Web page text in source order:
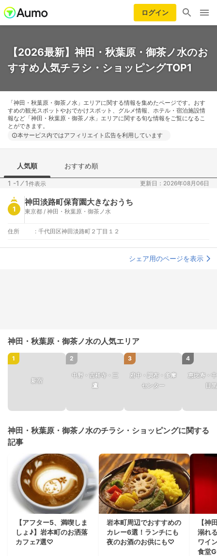
ログイン
【2026最新】神田・秋葉原・御茶ノ水のお
すすめ人気チラシ・ショッピングTOP1
「神田・秋葉原・御茶ノ水」エリアに関する情報を集めたページです。おす
すめの観光スポットやおでかけスポット、グルメ情報、ホテル・宿泊施設情
報など「神田・秋葉原・御茶ノ水」エリアに関する旬な情報をご覧になるこ
とができます。
本サービス内ではアフィリエイト広告を利用しています
人気順 おすすめ順
1 -1 ⁄1件表示 更新日：2026年08月06日
1
神田淡路町保育園大きなおうち
東京都 / 神田・秋葉原・御茶ノ水
住所 : 千代田区神田淡路町２丁目１２
シェア用のページを表示
神田・秋葉原・御茶ノ水の人気エリア
1
新宿
2
中野・吉祥寺・三
鷹
3
府中・調布・多摩
センター
4
恵比寿・
目黒
神田・秋葉原・御茶ノ水のチラシ・ショッピングに関する
記事
【アフター5、満喫しま
しょ♪】岩本町のお洒落
カフェ7選♡
岩本町周辺でおすすめの
カレー6選！ランチにも
夜のお酒のお供にも♡
【神
溺れ
ワイ
食堂